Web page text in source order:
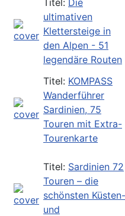
ultimativen
Klettersteige in
den Alpen - 51
legendäre Routen
Titel: KOMPASS
Wanderführer
Sardinien, 75
Touren mit Extra-
Tourenkarte
Titel: Sardinien 72
Touren – die
schönsten Küsten-
und